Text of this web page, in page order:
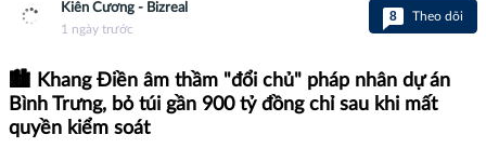
Kiên Cương - Bizreal
1 ngày trước
8 Theo dõi
🏙️ Khang Điền âm thầm "đổi chủ" pháp nhân dự án
Bình Trưng, bỏ túi gần 900 tỷ đồng chỉ sau khi mất
quyền kiểm soát